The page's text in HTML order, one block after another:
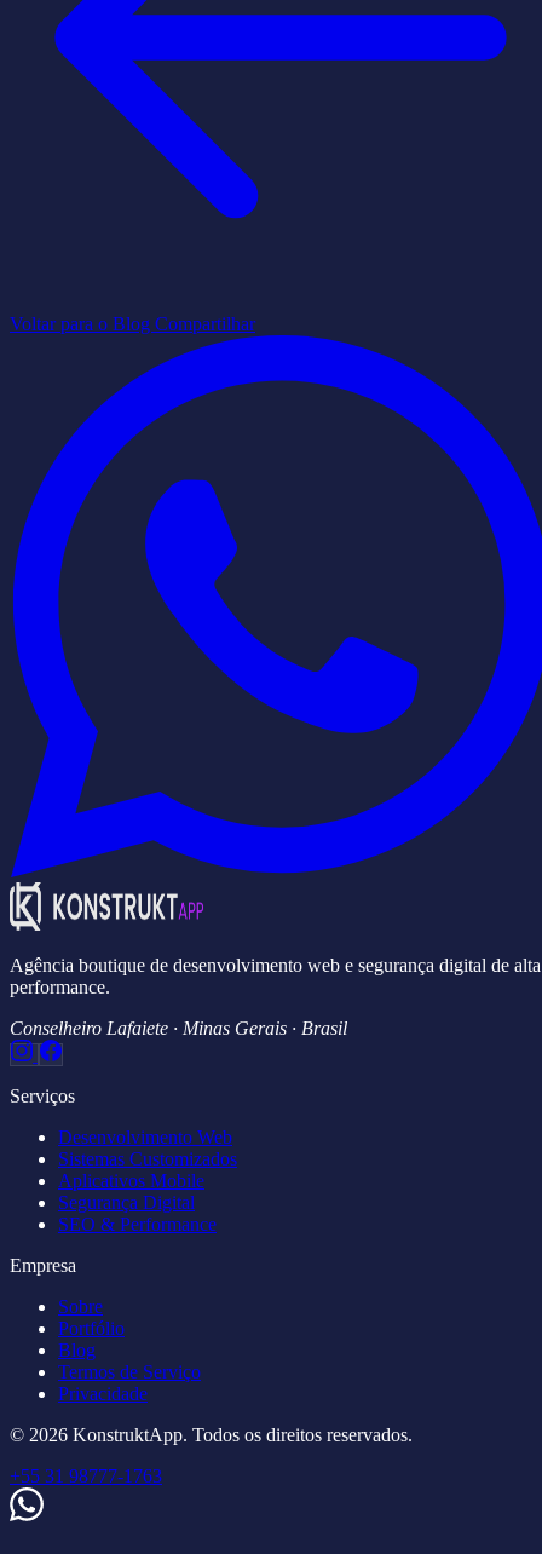
Voltar para o Blog Compartilhar
Agência boutique de desenvolvimento web e segurança digital de alta
performance.
Conselheiro Lafaiete · Minas Gerais · Brasil
Serviços
Desenvolvimento Web
Sistemas Customizados
Aplicativos Mobile
Segurança Digital
SEO & Performance
Empresa
Sobre
Portfólio
Blog
Termos de Serviço
Privacidade
© 2026 KonstruktApp. Todos os direitos reservados.
+55 31 98777-1763